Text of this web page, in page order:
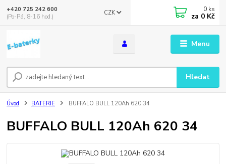
Menu
CZK
Hledat
+420 725 242 600
(Po-Pá, 8-16 hod.)
0 ks
za 0 Kč
Úvod BATERIE BUFFALO BULL 120Ah 620 34
BUFFALO BULL 120Ah 620 34